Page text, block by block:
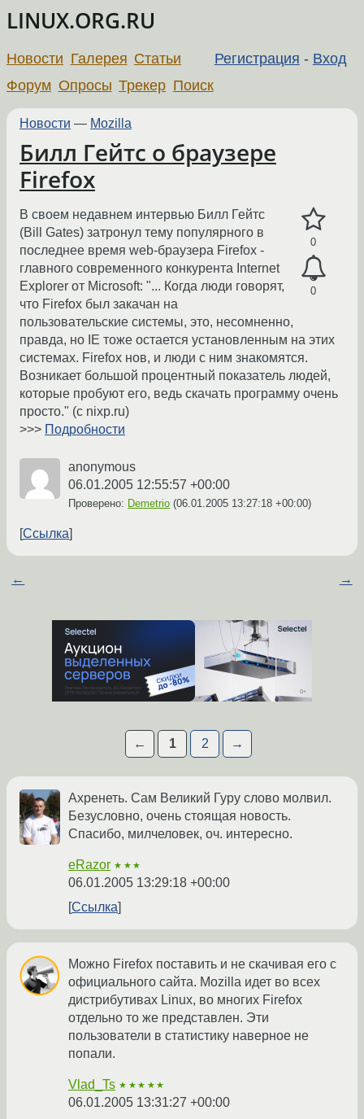
LINUX.ORG.RU
Регистрация - Вход
Новости Галерея Статьи
Форум Опросы Трекер Поиск
Новости — Mozilla
Билл Гейтс о браузере
Firefox
0
0
В своем недавнем интервью Билл Гейтс
(Bill Gates) затронул тему популярного в
последнее время web-браузера Firefox -
главного современного конкурента Internet
Explorer от Microsoft: "... Когда люди говорят,
что Firefox был закачан на
пользовательские системы, это, несомненно,
правда, но IE тоже остается установленным на этих
системах. Firefox нов, и люди с ним знакомятся.
Возникает большой процентный показатель людей,
которые пробуют его, ведь скачать программу очень
просто." (c nixp.ru)
>>> Подробности
anonymous
06.01.2005 12:55:57 +00:00
Проверено: Demetrio (06.01.2005 13:27:18 +00:00)
Ссылка
← →
← 1 2 →
Ахренеть. Сам Великий Гуру слово молвил.
Безусловно, очень стоящая новость.
Спасибо, милчеловек, оч. интересно.
eRazor ★★★
06.01.2005 13:29:18 +00:00
Ссылка
Можно Firefox поставить и не скачивая его с
официального сайта. Mozilla идет во всех
дистрибутивах Linux, во многих Firefox
отдельно то же представлен. Эти
пользователи в статистику наверное не
попали.
Vlad_Ts ★★★★★
06.01.2005 13:31:27 +00:00